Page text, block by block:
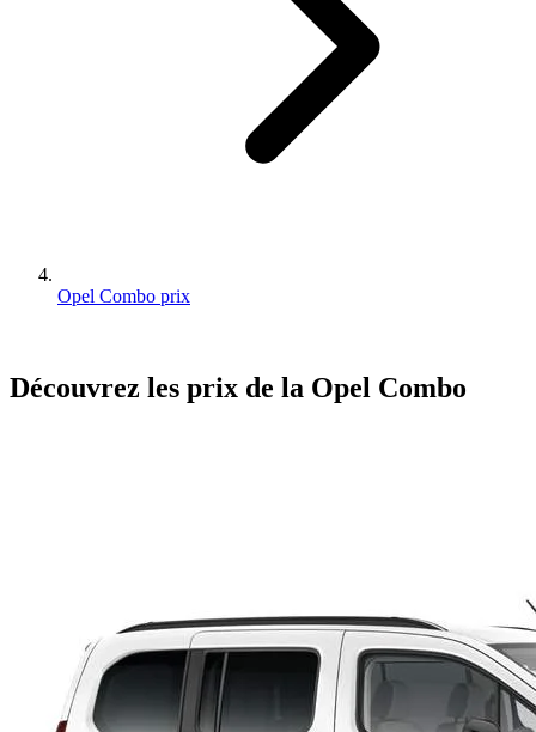
Opel Combo prix
Découvrez les prix de la Opel Combo